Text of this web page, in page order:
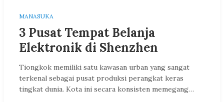
MANASUKA
3 Pusat Tempat Belanja
Elektronik di Shenzhen
Tiongkok memiliki satu kawasan urban yang sangat
terkenal sebagai pusat produksi perangkat keras
tingkat dunia. Kota ini secara konsisten memegang…